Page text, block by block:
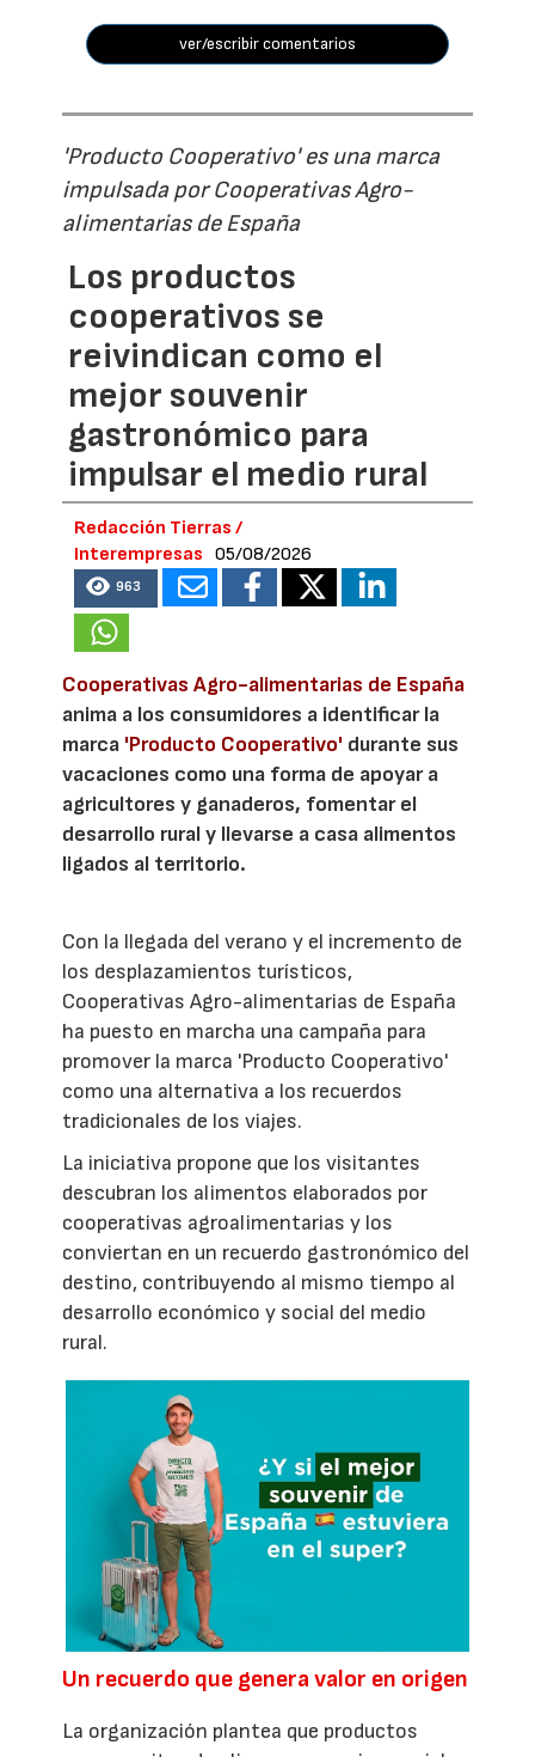
ver/escribir comentarios
'Producto Cooperativo' es una marca
impulsada por Cooperativas Agro-
alimentarias de España
Los productos
cooperativos se
reivindican como el
mejor souvenir
gastronómico para
impulsar el medio rural
Redacción Tierras /
Interempresas
05/08/2026
963
Cooperativas Agro-alimentarias de España
anima a los consumidores a identificar la
marca 'Producto Cooperativo' durante sus
vacaciones como una forma de apoyar a
agricultores y ganaderos, fomentar el
desarrollo rural y llevarse a casa alimentos
ligados al territorio.
Con la llegada del verano y el incremento de
los desplazamientos turísticos,
Cooperativas Agro-alimentarias de España
ha puesto en marcha una campaña para
promover la marca 'Producto Cooperativo'
como una alternativa a los recuerdos
tradicionales de los viajes.
La iniciativa propone que los visitantes
descubran los alimentos elaborados por
cooperativas agroalimentarias y los
conviertan en un recuerdo gastronómico del
destino, contribuyendo al mismo tiempo al
desarrollo económico y social del medio
rural.
Un recuerdo que genera valor en origen
La organización plantea que productos